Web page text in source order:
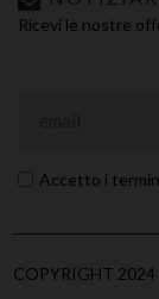
Ricevi le nostre
Accetto i
COPYRIGHT 2024